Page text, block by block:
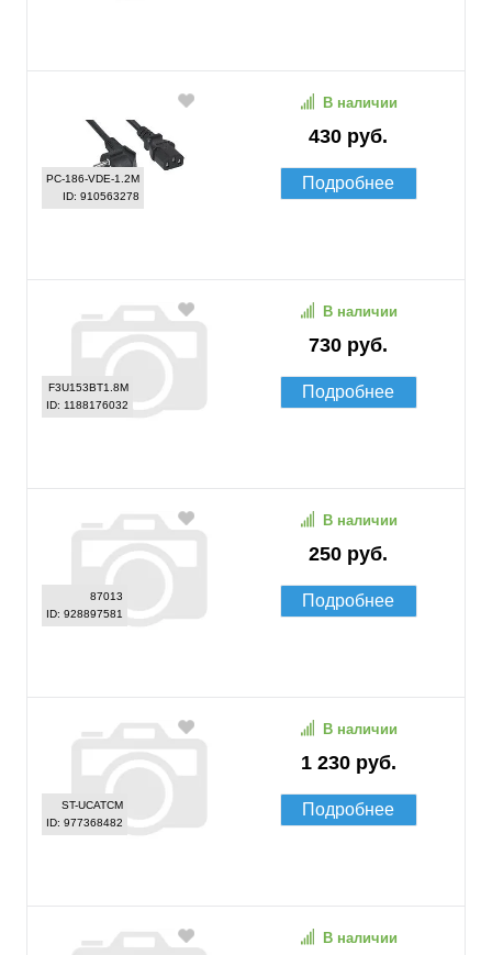
PC-186-VDE-1.2M
ID: 910563278
430 руб.
В наличии
Подробнее
F3U153BT1.8M
ID: 1188176032
730 руб.
В наличии
Подробнее
87013
ID: 928897581
250 руб.
В наличии
Подробнее
ST-UCATCM
ID: 977368482
1 230 руб.
В наличии
Подробнее
В наличии